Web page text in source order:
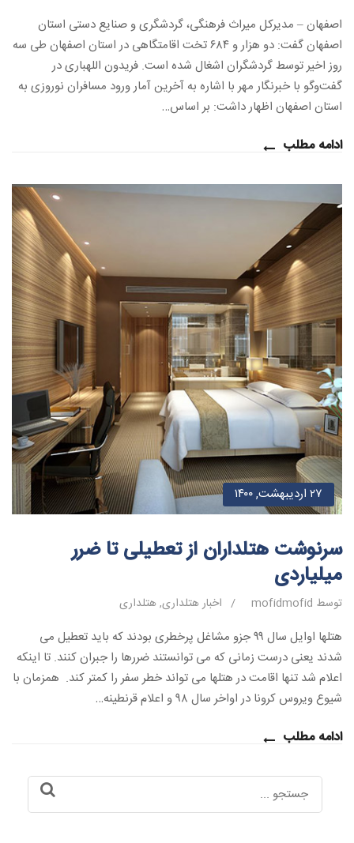
اصفهان – مدیرکل میراث فرهنگی، گردشگری و صنایع دستی استان
اصفهان گفت: دو هزار و ۶۸۴ تخت اقامتگاهی در استان اصفهان طی سه
روز اخیر توسط گردشگران اشغال شده است. فریدون اللهباری در
گفت‌وگو با خبرنگار مهر با اشاره به آخرین آمار ورود مسافران نوروزی به
استان اصفهان اظهار داشت: بر اساس…
ادامه مطلب
۲۷ اردیبهشت, ۱۴۰۰
سرنوشت هتلداران از تعطیلی تا ضرر
میلیاردی
توسط mofidmofid / اخبار هتلداری,هتلداری
هتلها اوایل سال ۹۹ جزو مشاغل پرخطری بودند که باید تعطیل می
شدند یعنی درست زمانی که می توانستند ضررها را جبران کنند. تا اینکه
اعلام شد تنها اقامت در هتلها می تواند خطر سفر را کمتر کند. همزمان با
شیوع ویروس کرونا در اواخر سال ۹۸ و اعلام قرنطینه…
ادامه مطلب
Search
for: